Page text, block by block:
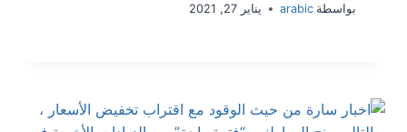
بواسطة arabic يناير 27, 2021